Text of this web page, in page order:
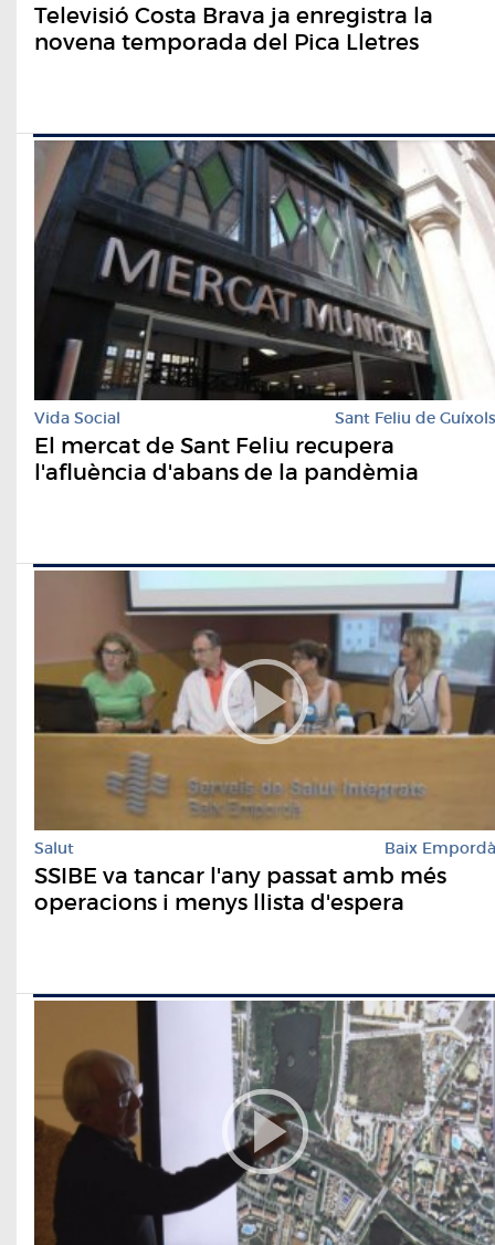
Televisió Costa Brava ja enregistra la
novena temporada del Pica Lletres
Vida Social Sant Feliu de Guíxols
El mercat de Sant Feliu recupera
l'afluència d'abans de la pandèmia
Salut Baix Empordà
SSIBE va tancar l'any passat amb més
operacions i menys llista d'espera